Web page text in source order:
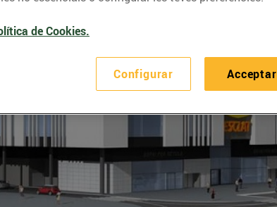
de Cookies.
Configurar Acceptar